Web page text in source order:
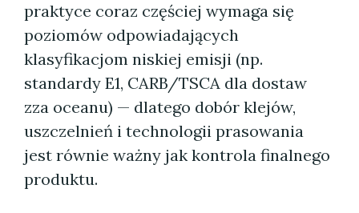
praktyce coraz częściej wymaga się
poziomów odpowiadających
klasyfikacjom niskiej emisji (np.
standardy E1, CARB/TSCA dla dostaw
zza oceanu) — dlatego dobór klejów,
uszczelnień i technologii prasowania
jest równie ważny jak kontrola finalnego
produktu.